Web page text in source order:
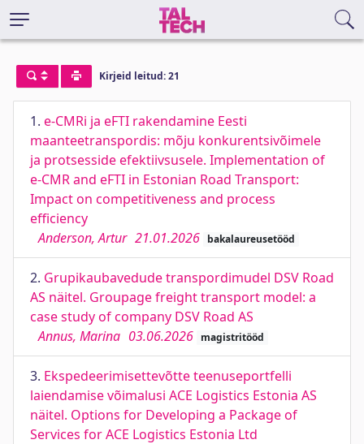
Kirjeid leitud: 21
1. e-CMRi ja eFTI rakendamine Eesti
maanteetranspordis: mõju konkurentsivõimele
ja protsesside efektiivsusele. Implementation of
e-CMR and eFTI in Estonian Road Transport:
Impact on competitiveness and process
efficiency
Anderson, Artur 21.01.2026 bakalaureusetööd
2. Grupikaubavedude transpordimudel DSV Road
AS näitel. Groupage freight transport model: a
case study of company DSV Road AS
Annus, Marina 03.06.2026 magistritööd
3. Ekspedeerimisettevõtte teenuseportfelli
laiendamise võimalusi ACE Logistics Estonia AS
näitel. Options for Developing a Package of
Services for ACE Logistics Estonia Ltd